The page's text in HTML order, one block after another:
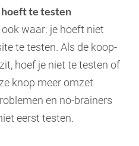
hoeft te testen
waar: je hoeft niet
te testen. Als de koop-
hoef je niet te testen of
knop meer omzet
en no-brainers
eerst testen.